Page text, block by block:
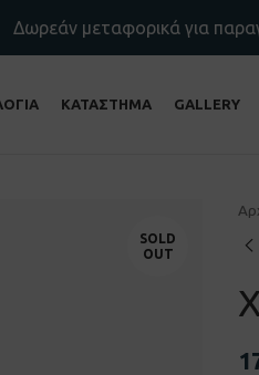
ΚΑΤΑΣΤΗΜΑ GALLERY
SOLD
OUT
Δωρεάν μεταφορικά για